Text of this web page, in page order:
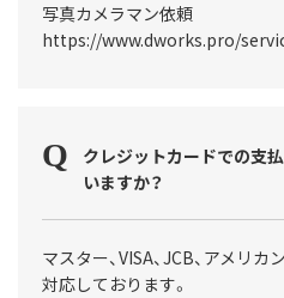
写真カメラマン依頼
https://www.dworks.pro/
クレジットカードでの支
いますか？
マスター、VISA、JCB、アメリカ
対応しております。